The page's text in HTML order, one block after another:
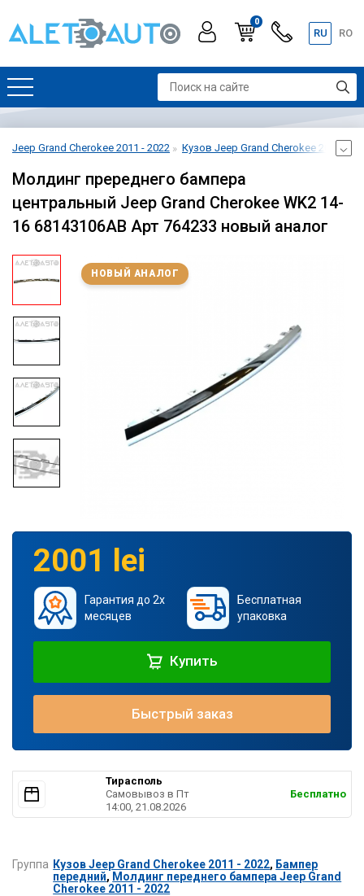
0
RU RO
Jeep Grand Cherokee 2011 - 2022 Кузов Jeep Grand Cherokee 2011 -
Молдинг пререднего бампера
центральный Jeep Grand Cherokee WK2 14-
16 68143106AB Арт 764233 новый аналог
НОВЫЙ АНАЛОГ
2001 lei
Гарантия до 2х
месяцев
Бесплатная
упаковка
Купить
Быстрый заказ
Тирасполь
Самовывоз в Пт
14:00, 21.08.2026
Бесплатно
Группа Кузов Jeep Grand Cherokee 2011 - 2022, Бампер
передний, Молдинг переднего бампера Jeep Grand
Cherokee 2011 - 2022